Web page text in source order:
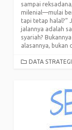
sampai
milenial—mulai
tapi tetap halal?”
jalannya adalah
syariah?
alasannya, bukan
CATEGORIES
DATA